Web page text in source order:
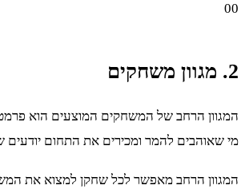
00
2. מגוון משחקים
המגוון הרחב של המשחקים המוצעים הוא
מי שאוהבים להמר ומכירים את התחום יודעים
המגוון הרחב מאפשר לכל שחקן למצוא את